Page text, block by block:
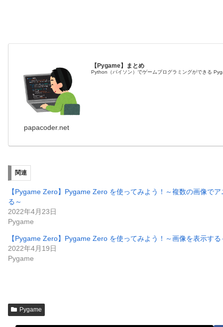
【Pygame】まとめ
Python（パイソン）でゲームプログラミングができる
papacoder.net
関連
【Pygame Zero】Pygame Zero を使ってみよう！～複数の画像で
る～
2022年4月23日
Pygame
【Pygame Zero】Pygame Zero を使ってみよう！～画像を表示する
2022年4月19日
Pygame
Pygame